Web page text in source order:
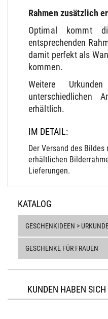
Rahmen zusätzlich
Optimal kommt
entsprechenden
damit perfekt als
kommen.
Weitere
unterschiedlichen
erhältlich.
IM DETAIL:
Der Versand des
erhältlichen
Lieferungen.
KATALOG
GESCHENKIDEEN >
GESCHENKE FÜR FRAUEN
KUNDEN HABEN